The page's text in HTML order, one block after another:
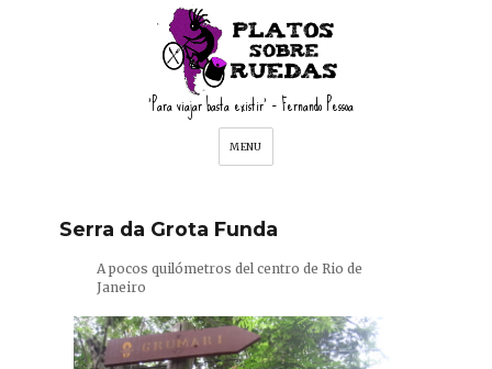
MENU
'Para viajar basta existir' – Fernando Pessoa
Serra da Grota Funda
A pocos quilómetros del centro de Rio de
Janeiro